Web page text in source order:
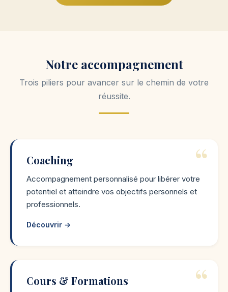
Notre accompagnement
Trois piliers pour avancer sur le chemin de votre
réussite.
Coaching
Accompagnement personnalisé pour libérer votre
potentiel et atteindre vos objectifs personnels et
professionnels.
Découvrir →
Cours & Formations